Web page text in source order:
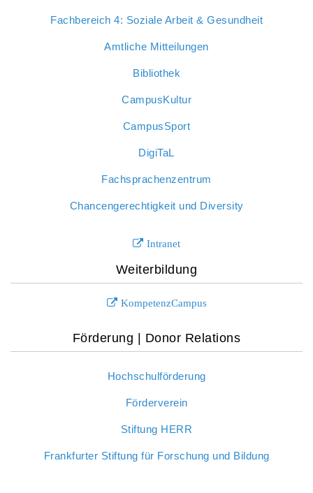
Fachbereich 4: Soziale Arbeit & Gesundheit
Amtliche Mitteilungen
Bibliothek
CampusKultur
CampusSport
DigiTaL
Fachsprachenzentrum
Chancengerechtigkeit und Diversity
Intranet
Weiterbildung
KompetenzCampus
Förderung | Donor Relations
Hochschulförderung
Förderverein
Stiftung HERR
Frankfurter Stiftung für Forschung und Bildung